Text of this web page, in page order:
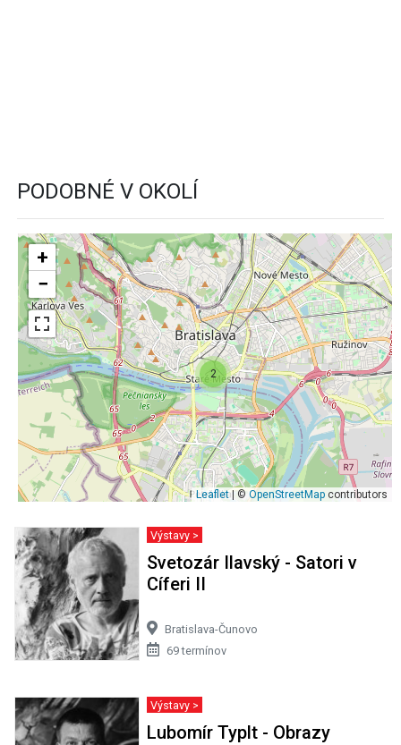
PODOBNÉ V OKOLÍ
2
+
−
Leaflet| © OpenStreetMap contributors
Výstavy >
Svetozár Ilavský - Satori v
Cíferi II
Bratislava-Čunovo
69 termínov
Výstavy >
Lubomír Typlt - Obrazy